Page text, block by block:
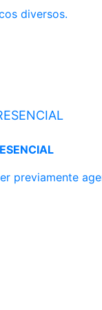
diversos.
previamente